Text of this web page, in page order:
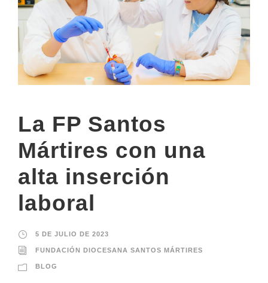
La FP Santos
Mártires con una
alta inserción
laboral
5 DE JULIO DE 2023
FUNDACIÓN DIOCESANA SANTOS MÁRTIRES
BLOG